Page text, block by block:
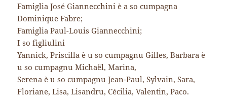
Famiglia José Giannecchini è a so cumpagna
Dominique Fabre;
Famiglia Paul-Louis Giannecchini;
I so figliulini
Yannick, Priscilla è u so cumpagnu Gilles, Barbara è
u so cumpagnu Michaël, Marina,
Serena è u so cumpagnu Jean-Paul, Sylvain, Sara,
Floriane, Lisa, Lisandru, Cécilia, Valentin, Paco.